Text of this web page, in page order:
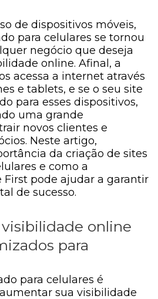
de dispositivos móveis,
para celulares se tornou
negócio que deseja
online. Afinal, a
acessa a internet através
e tablets, e se o seu site
para esses dispositivos,
uma grande
novos clientes e
Neste artigo,
da criação de sites
e como a
pode ajudar a garantir
de sucesso.
online
para
para celulares é
sua visibilidade